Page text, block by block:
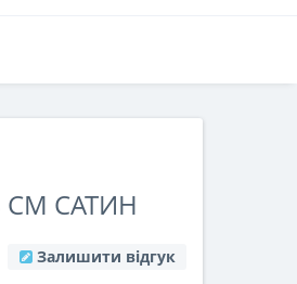
СМ САТИН
Залишити відгук